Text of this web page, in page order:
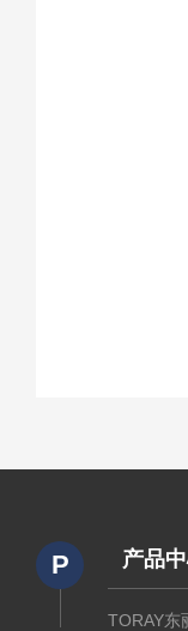
P 产品
TORAY东